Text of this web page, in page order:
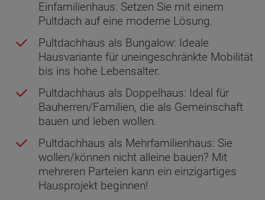
Einfamilienhaus: Setzen Sie mit einem
Pultdach auf eine moderne Lösung.
Pultdachhaus als Bungalow: Ideale
Hausvariante für uneingeschränkte Mobilität
bis ins hohe Lebensalter.
Pultdachhaus als Doppelhaus: Ideal für
Bauherren/Familien, die als Gemeinschaft
bauen und leben wollen.
Pultdachhaus als Mehrfamilienhaus: Sie
wollen/können nicht alleine bauen? Mit
mehreren Parteien kann ein einzigartiges
Hausprojekt beginnen!